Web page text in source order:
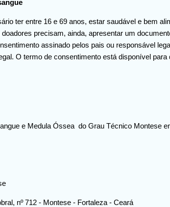
ter entre 16 e 69 anos, estar saudável e bem
precisam, ainda, apresentar um
assinado pelos pais ou responsável
O termo de consentimento está disponível
e Medula Óssea do Grau Técnico Montese
nº 712 - Montese - Fortaleza - Ceará